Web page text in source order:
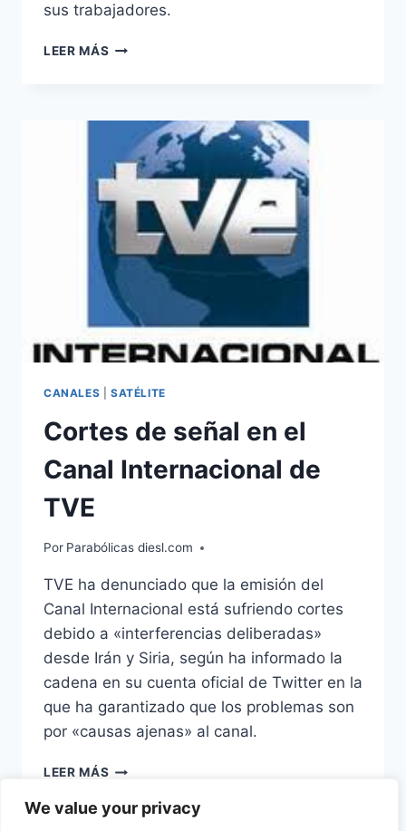
We value your privacy
sus trabajadores.
LEER MÁS TELEVISIÓN
EMITIENDO
MANERA
ILEGAL
CANALES SATÉLITE
Cortes de señal en el
Canal Internacional de
TVE
Por Parabólicas diesl.com
TVE ha denunciado que la emisión del
Canal Internacional está sufriendo cortes
debido a «interferencias deliberadas»
desde Irán y Siria, según ha informado la
cadena en su cuenta oficial de Twitter en la
que ha garantizado que los problemas son
por «causas ajenas» al canal.
LEER MÁS CORTES
SEÑAL